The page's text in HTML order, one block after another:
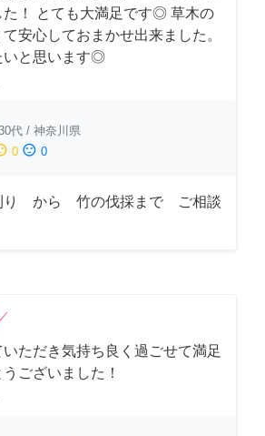
た！ とても大満足です◎ 草木の
安心しておまかせ出来ました。
いと思います◎
代 / 神奈川県
0 sentiment_dissatisfied 0
り から 竹の伐採まで ご相談
ただき気持ち良く過ごせて満足
ございました！